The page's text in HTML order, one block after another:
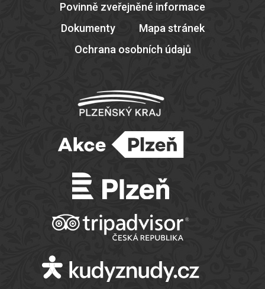
Povinně zveřejněné informace
Dokumenty
Mapa stránek
Ochrana osobních údajů